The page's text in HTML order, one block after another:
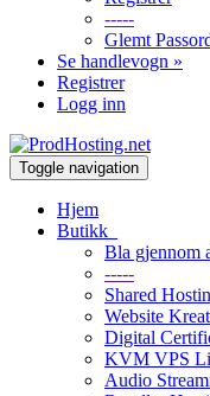
-----
Glemt
Se handlevogn »
Registrer
Logg inn
Toggle navigation
Hjem
Butikk
Bla gjennom
-----
Shared
Website
Digital
KVM VPS
Audio